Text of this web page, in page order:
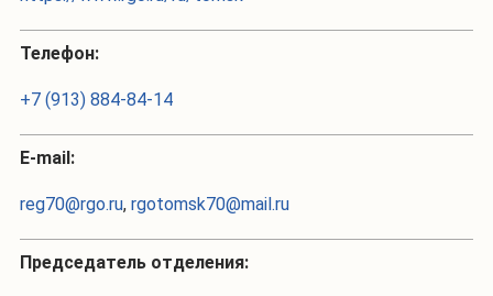
Телефон:
+7 (913) 884-84-14
Е-mail:
reg70@rgo.ru, rgotomsk70@mail.ru
Председатель отделения: